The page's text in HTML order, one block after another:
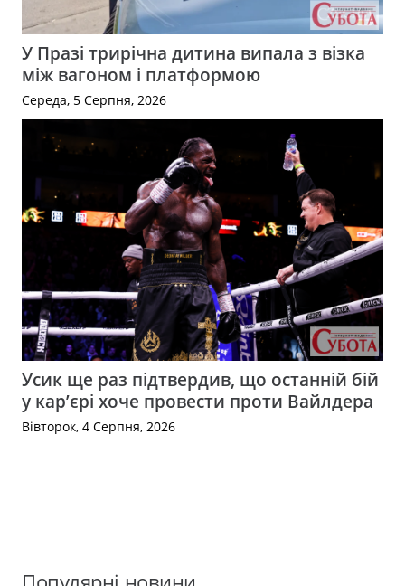
У Празі трирічна дитина випала з візка
між вагоном і платформою
Середа, 5 Серпня, 2026
Усик ще раз підтвердив, що останній бій
у кар’єрі хоче провести проти Вайлдера
Вівторок, 4 Серпня, 2026